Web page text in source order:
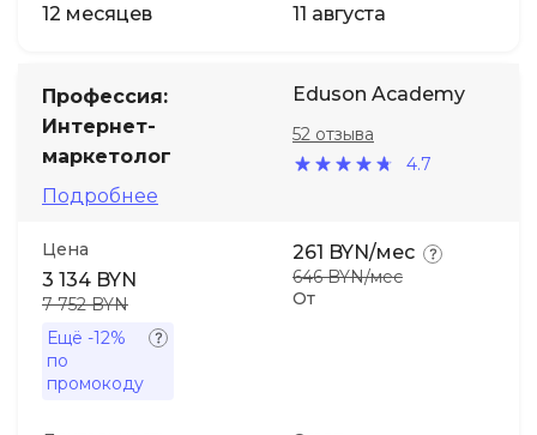
12 месяцев 11 августа
Профессия:
Интернет-
маркетолог
Подробнее
Eduson Academy
4.7
52 отзыва
Цена
3 134 BYN
7 752 BYN
Ещё -12%
по
промокоду
От
261 BYN/мес
646 BYN/мес